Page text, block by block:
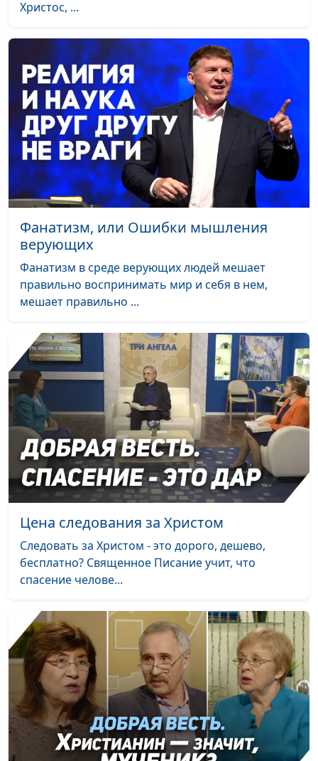
Христос, ...
Фанатизм, или Ошибки мышления
верующих
Фанатизм в среде верующих людей мешает
правильно воспринимать мир и себя в нем,
мешает правильно ...
Цена следования за Христом
Следовать за Христом - это дорого, дешево,
бесплатно? Священное Писание учит, что
спасение челове...